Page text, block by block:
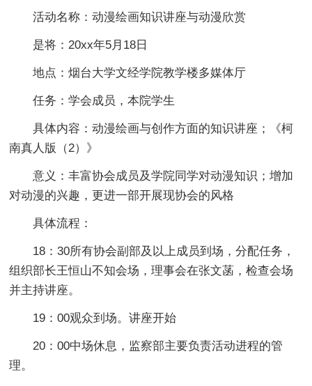
活动名称：动漫绘画知识讲座与动漫欣赏
是将：20xx年5月18日
地点：烟台大学文经学院教学楼多媒体厅
任务：学会成员，本院学生
具体内容：动漫绘画与创作方面的知识讲座；《柯
南真人版（2）》
意义：丰富协会成员及学院同学对动漫知识；增加
对动漫的兴趣，更进一部开展现协会的风格
具体流程：
18：30所有协会副部及以上成员到场，分配任务，
组织部长王恒山不知会场，理事会在张文菡，检查会场
并主持讲座。
19：00观众到场。讲座开始
20：00中场休息，监察部主要负责活动进程的管
理。